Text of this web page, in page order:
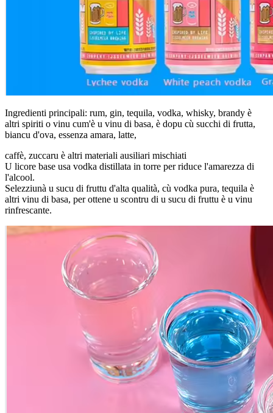
Ingredienti principali: rum, gin, tequila, vodka, whisky, brandy è
altri spiriti o vinu cum'è u vinu di basa, è dopu cù succhi di frutta,
biancu d'ova, essenza amara, latte,
caffè, zuccaru è altri materiali ausiliari mischiati
U licore base usa vodka distillata in torre per riduce l'amarezza di
l'alcool.
Selezziunà u sucu di fruttu d'alta qualità, cù vodka pura, tequila è
altri vinu di basa, per ottene u scontru di u sucu di fruttu è u vinu
rinfrescante.